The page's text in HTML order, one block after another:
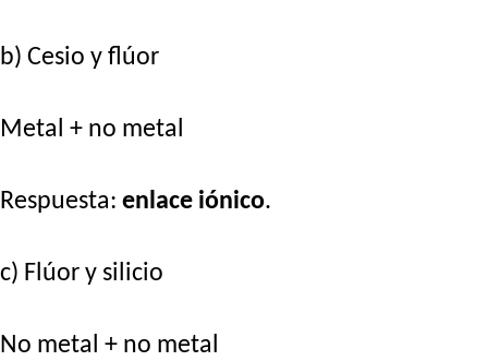
b) Cesio y flúor
Metal + no metal
Respuesta: enlace iónico.
c) Flúor y silicio
No metal + no metal